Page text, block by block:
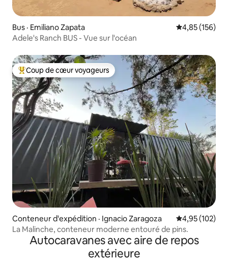
Bus · Emiliano Zapata Note
4,85 (156)
Adele's Ranch BUS - Vue sur l'océan
Coup de cœur voyageurs parmi les plus aimés
Coup de cœur voyageurs
Conteneur d'expédition · Ignacio Zaragoza Note
4,95 (102)
La Malinche, conteneur moderne entouré de pins.
Autocaravanes avec aire de repos
extérieure